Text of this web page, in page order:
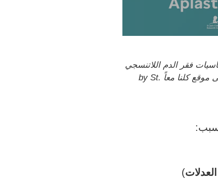
فقر الدم اللاتنسجي
واستكشاف المزيد من الموارد على موقع كلنا معاً by St.
)